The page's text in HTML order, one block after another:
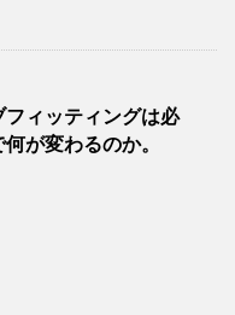
フィッティングは必
何が変わるのか。